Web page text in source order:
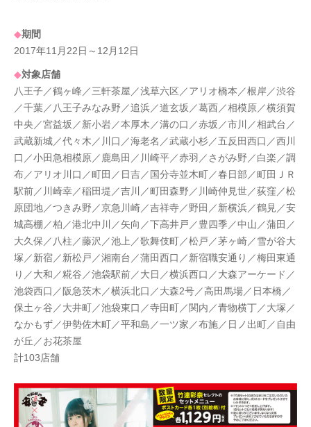
◆期間
2017年11月22日～12月12日
◆対象店舗
八王子／鶴ヶ峰／三軒茶屋／浅草六区／アリオ橋本／根岸／渋谷
／千葉／八王子みなみ野／追浜／道玄坂／葛西／相模原／横須賀
中央／宮益坂／新小岩／本厚木／溝の口／赤坂／市川／相武台／
武蔵新城／代々木／川口／海老名／武蔵小杉／五反田西口／西川
口／小田急相模原／鹿島田／川崎平／赤羽／さがみ野／白楽／調
布／アリオ川口／町田／日吉／国分寺並木町／春日部／町田ＪＲ
駅前／川崎幸／稲田堤／吉川／町田森野／川崎仲見世／荻窪／松
原団地／つきみ野／京急川崎／吉祥寺／野田／新横浜／鶴見／安
城高棚／柏／港北中川／矢向／下高井戸／豊四季／中山／蒲田／
大久保／八柱／藤沢／池上／歌舞伎町／松戸／茅ヶ崎／雪が谷大
塚／新宿／新松戸／湘南台／蒲田西口／新宿職安通り／梅田東通
り／大和／糀谷／池袋駅前／大日／横浜西口／大森アーケード／
池袋西口／阪急茨木／横浜北口／大森2号／高田馬場／日本橋／
保土ヶ谷／大井町／池袋東口／寺田町／関内／青物横丁／大塚／
なかもず／伊勢佐木町／平和島／一ツ家／布施／日ノ出町／自由
が丘／お花茶屋
計103店舗